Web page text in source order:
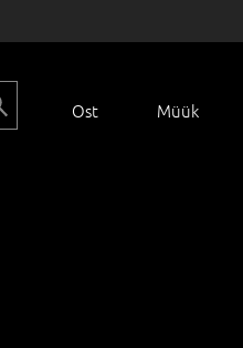
Ost Müük